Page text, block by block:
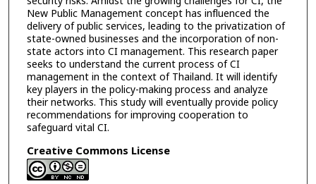
New Public Management concept has influenced the
delivery of public services, leading to the privatization of
state-owned businesses and the incorporation of non-
state actors into CI management. This research paper
seeks to understand the current process of CI
management in the context of Thailand. It will identify
key players in the policy-making process and analyze
their networks. This study will eventually provide policy
recommendations for improving cooperation to
safeguard vital CI.
Creative Commons License